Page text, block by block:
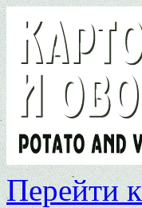
Перейти